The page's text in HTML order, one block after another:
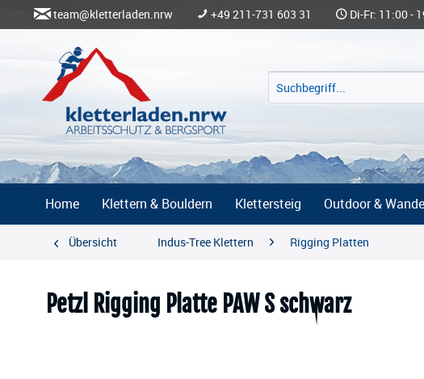
team@kletterladen.nrw +49 211-731 603 31 Di-Fr: 11:00 -
Home Klettern & Bouldern Klettersteig Outdoor &
Übersicht Indus-Tree Klettern Rigging Platten
Petzl Rigging Platte PAW S schwarz